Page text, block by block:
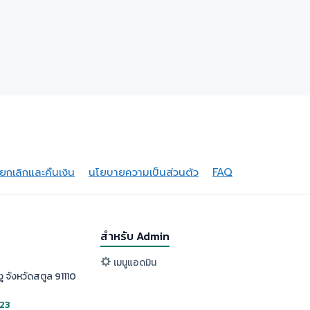
กเลิกและคืนเงิน นโยบายความเป็นส่วนตัว FAQ
จังหวัดสตูล 91110
สำหรับ Admin
เมนูแอดมิน